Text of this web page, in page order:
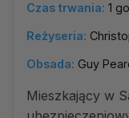
Czas trwania: 1
Reżyseria:
Obsada: Guy
Mieszkający w